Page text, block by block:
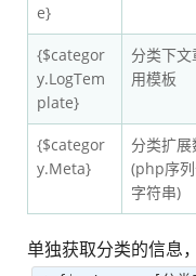
e}
{$categor
y.LogTem
plate}
分类下文
用模板
{$categor
y.Meta}
分类扩展
(php序
字符串)
单独获取分类的信息